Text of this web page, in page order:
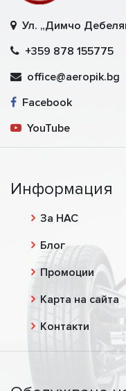
Ул. „Димчо
+359 878 155775
office@aeropik.bg
Facebook
YouTube
Информация
За НАС
Блог
Промоции
Карта на сайта
Контакти